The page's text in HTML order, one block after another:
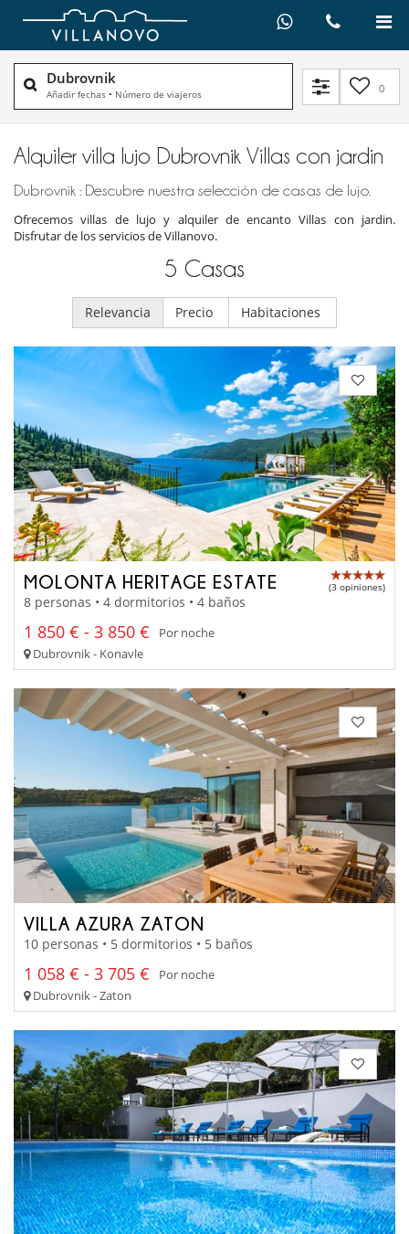
Dubrovnik
Añadir fechas • Número de viajeros 0
Alquiler villa lujo Dubrovnik Villas con jardin
Dubrovnik : Descubre nuestra selección de casas de lujo.
Ofrecemos villas de lujo y alquiler de encanto Villas con jardin.
Disfrutar de los servicios de Villanovo.
5 Casas
Relevancia Precio Habitaciones
MOLONTA HERITAGE ESTATE (3 opiniones)
8 personas • 4 dormitorios • 4 baños
1 850 € - 3 850 €
Por noche
Dubrovnik - Konavle
VILLA AZURA ZATON
10 personas • 5 dormitorios • 5 baños
1 058 € - 3 705 €
Por noche
Dubrovnik - Zaton